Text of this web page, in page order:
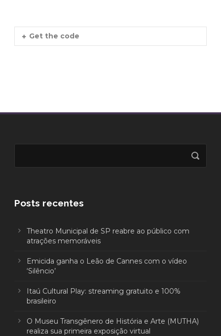
Get the code
Posts recentes
Theatro Municipal de SP reabre ao público com
atrações memoráveis
Emicida ganha o Leão de Cannes com o vídeo
‘Silêncio’
Itaú Cultural Play: streaming gratuito e 100%
brasileiro
O Museu Transgênero de História e Arte (MUTHA)
realiza sua primeira exposição virtual